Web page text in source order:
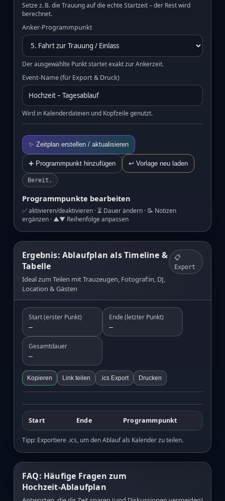
Setze z. B. die Trauung auf die echte Startzeit – der Rest wird
berechnet.
Anker‑Programmpunkt
Der ausgewählte Punkt startet exakt zur Ankerzeit.
Event‑Name (für Export & Druck)
Wird in Kalenderdateien und Kopfzeile genutzt.
✨ Zeitplan erstellen / aktualisieren
➕ Programmpunkt hinzufügen ↩︎ Vorlage neu laden
Bereit.
Programmpunkte bearbeiten
✅ aktivieren/deaktivieren · ⏳ Dauer ändern · 📝 Notizen
ergänzen · ▲▼ Reihenfolge anpassen
Ergebnis: Ablaufplan als Timeline &
Tabelle
Ideal zum Teilen mit Trauzeugen, Fotograf:in, DJ,
Location & Gästen
📋
Export
Start (erster Punkt)
—
Ende (letzter Punkt)
—
Gesamtdauer
—
Kopieren Link teilen .ics Export Drucken
Start Ende Programmpunkt
Tipp: Exportiere .ics, um den Ablauf als Kalender zu teilen.
FAQ: Häufige Fragen zum
Hochzeit‑Ablaufplan